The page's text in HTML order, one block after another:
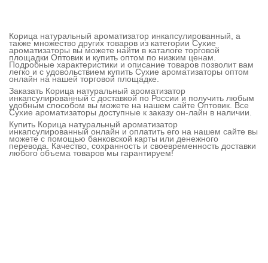
Корица натуральный ароматизатор инкапсулированный, а
также множество других товаров из категории Сухие
ароматизаторы вы можете найти в каталоге торговой
площадки Оптовик и купить оптом по низким ценам.
Подробные характеристики и описание товаров позволит вам
легко и с удовольствием купить Сухие ароматизаторы оптом
онлайн на нашей торговой площадке.
Заказать Корица натуральный ароматизатор
инкапсулированный с доставкой по России и получить любым
удобным способом вы можете на нашем сайте Оптовик. Все
Сухие ароматизаторы доступные к заказу он-лайн в наличии.
Купить Корица натуральный ароматизатор
инкапсулированный онлайн и оплатить его на нашем сайте вы
можете с помощью банковской карты или денежного
перевода. Качество, сохранность и своевременность доставки
любого объема товаров мы гарантируем!